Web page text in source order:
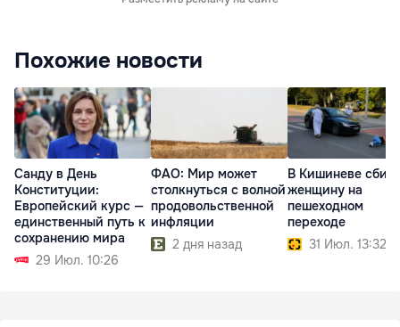
Похожие новости
Санду в День
Конституции:
Европейский курс —
единственный путь к
сохранению мира
29 Июл. 10:26
ФАО: Мир может
столкнуться с волной
продовольственной
инфляции
2 дня назад
В Кишиневе
женщину на
пешеходном
переходе
31 Июл. 13:32